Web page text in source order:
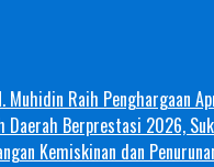
Muhidin Raih Penghargaan
Daerah Berprestasi 2026,
Kemiskinan dan